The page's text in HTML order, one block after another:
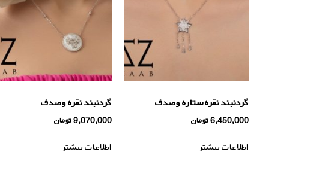
گردنبند نقره ستاره وصدف
6,450,000تومان
اطلاعات بیشتر
گردنبند نقره وصدف
9,070,000تومان
اطلاعات بیشتر